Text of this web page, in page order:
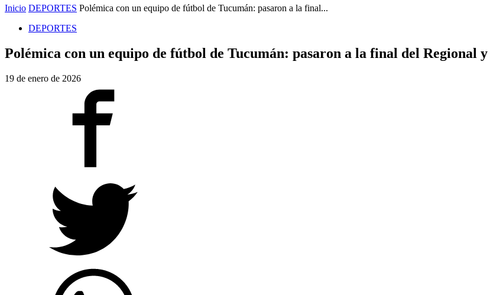
Inicio DEPORTES Polémica con un equipo de fútbol de Tucumán: pasaron a la final...
DEPORTES
Polémica con un equipo de fútbol de Tucumán: pasaron a la final del Regional
19 de enero de 2026